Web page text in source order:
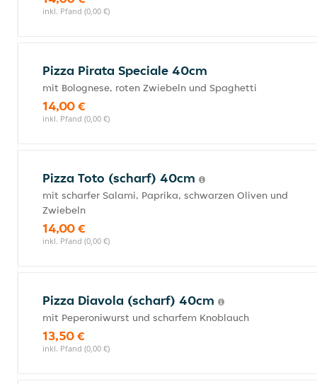
inkl. Pfand (0,00 €)
Pizza Pirata Speciale 40cm
mit Bolognese, roten Zwiebeln und Spaghetti
14,00 €
inkl. Pfand (0,00 €)
Pizza Toto (scharf) 40cm
mit scharfer Salami, Paprika, schwarzen Oliven und
Zwiebeln
14,00 €
inkl. Pfand (0,00 €)
Pizza Diavola (scharf) 40cm
mit Peperoniwurst und scharfem Knoblauch
13,50 €
inkl. Pfand (0,00 €)